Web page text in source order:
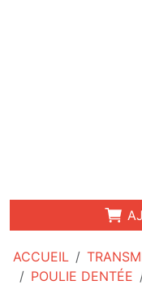
ACCUEIL
POULIE DENTÉE